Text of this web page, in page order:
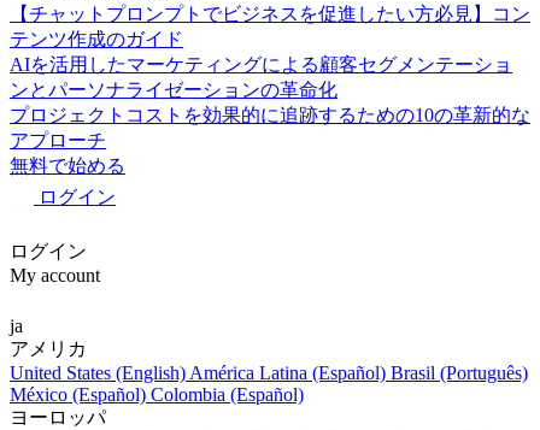
【チャットプロンプトでビジネスを促進したい方必見】コン
テンツ作成のガイド
AIを活用したマーケティングによる顧客セグメンテーショ
ンとパーソナライゼーションの革命化
プロジェクトコストを効果的に追跡するための10の革新的な
アプローチ
無料で始める
ログイン
ログイン
My account
ja
アメリカ
United States (English) América Latina (Español) Brasil (Português)
México (Español) Colombia (Español)
ヨーロッパ